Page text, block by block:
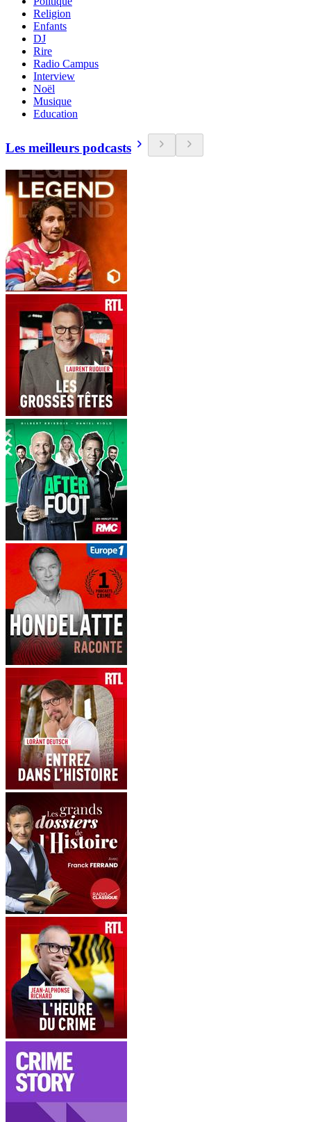
Religion
Enfants
DJ
Rire
Radio Campus
Interview
Noël
Musique
Education
Les meilleurs podcasts